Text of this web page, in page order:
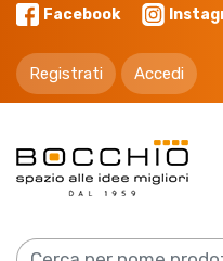
Facebook
Registrati Accedi